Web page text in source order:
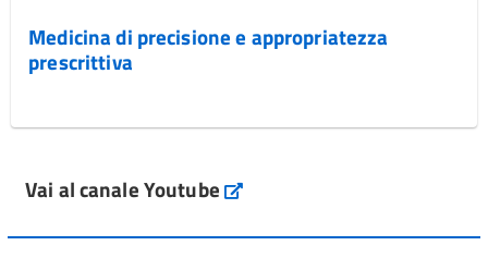
Medicina di precisione e appropriatezza
prescrittiva
Vai al canale Youtube